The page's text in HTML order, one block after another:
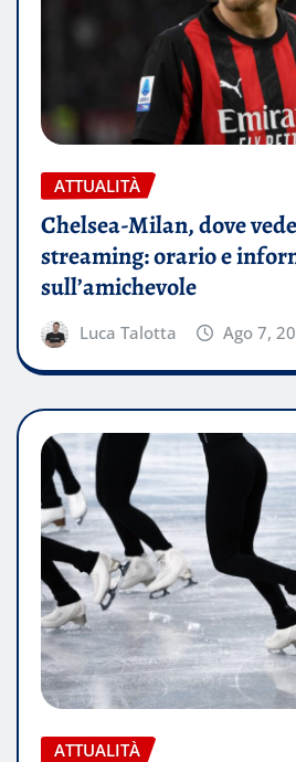
ATTUALITÀ
Chelsea-Milan, dove
streaming: orario e
sull’amichevole
Luca Talotta Ago 7,
ATTUALITÀ